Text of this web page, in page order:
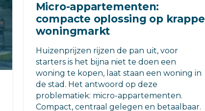
Micro-appartementen:
compacte oplossing op krappe
woningmarkt
Huizenprijzen rijzen de pan uit, voor
starters is het bijna niet te doen een
woning te kopen, laat staan een woning in
de stad. Het antwoord op deze
problematiek: micro-appartementen.
Compact, centraal gelegen en betaalbaar.